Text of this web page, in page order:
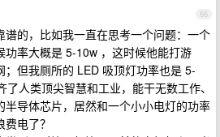
66
谱的，比如我一直在思考一个问题：一个
功率大概是 5-10w ，这时候他能打游
；但我厕所的 LED 吸顶灯功率也是 5-
人类顶尖智慧和工业，能干无数工作、
半导体芯片，居然和一个小小电灯的功率
电了？